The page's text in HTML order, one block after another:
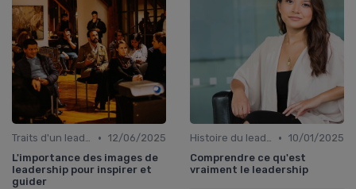
Traits d'un leader efficace • 12/06/2025
L'importance des images de
leadership pour inspirer et
guider
Histoire du leadership • 10/01/2025
Comprendre ce qu'est
vraiment le leadership